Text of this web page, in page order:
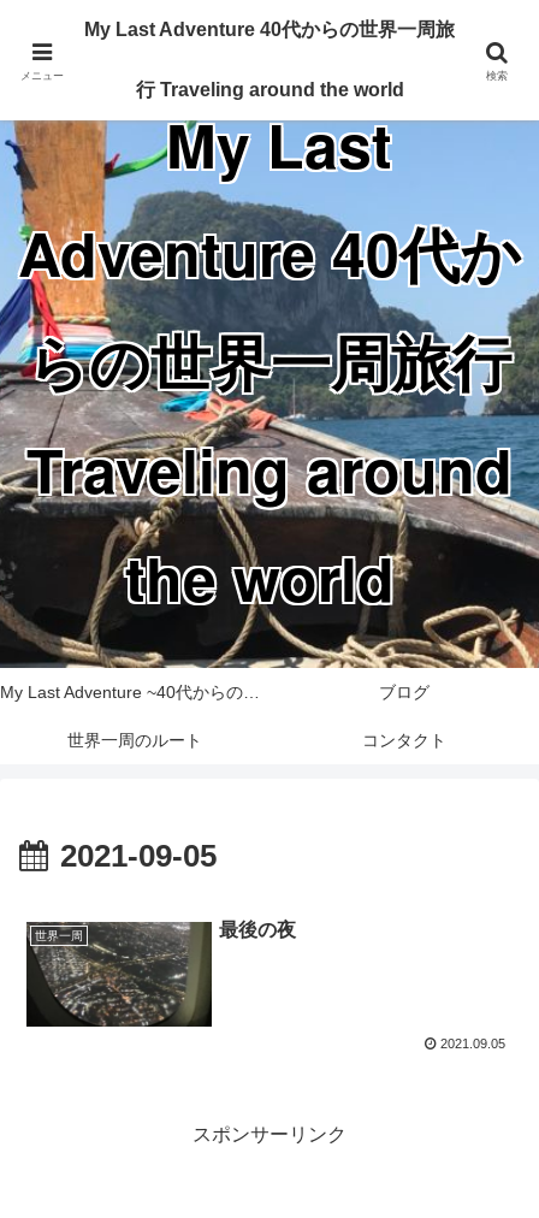
Traveling around the world from my 40's
My Last
Adventure 40代か
らの世界一周旅行
Traveling around
the world
My Last Adventure ~40代からの世界一周旅行記~ ブログ
世界一周のルート コンタクト
2021-09-05
世界一周 最後の夜
2021.09.05
スポンサーリンク
メニュー
My Last Adventure 40代からの世界一周旅
行 Traveling around the world
検索